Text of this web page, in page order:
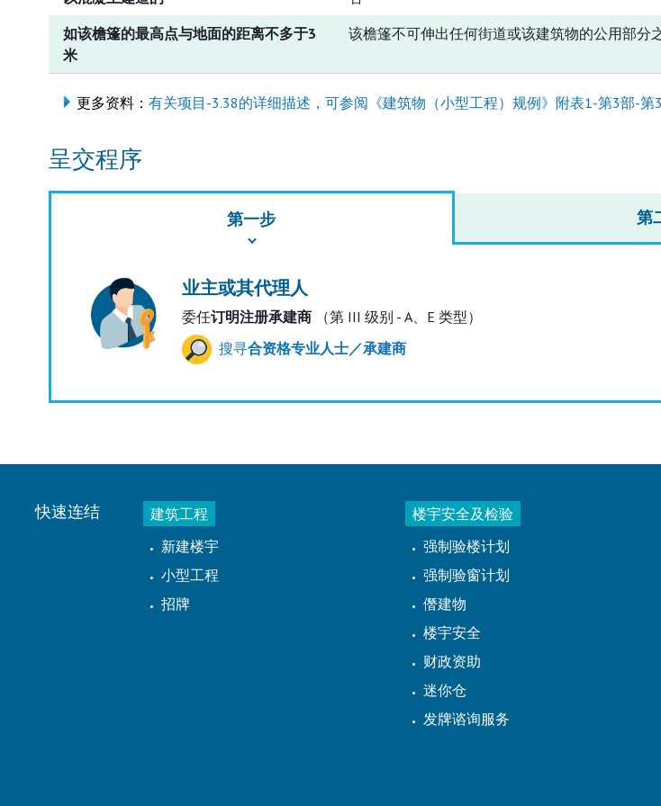
如该檐篷的最高点与地面的距离不多于3
米
该檐篷不可伸出任何街道或该建筑物的公用部分
更多资料： 有关项目-3.38的详细描述，可参阅《建筑物（小型工程）规例》附表1-第3部-第
呈交程序
第一步 第
业主或其代理人
委任订明注册承建商（第 III 级别 - A、E 类型）
搜寻合资格专业人士／承建商
快速连结
建筑工程
新建楼宇
小型工程
招牌
楼宇安全及检验
强制验楼计划
强制验窗计划
僭建物
楼宇安全
财政资助
迷你仓
发牌谘询服务